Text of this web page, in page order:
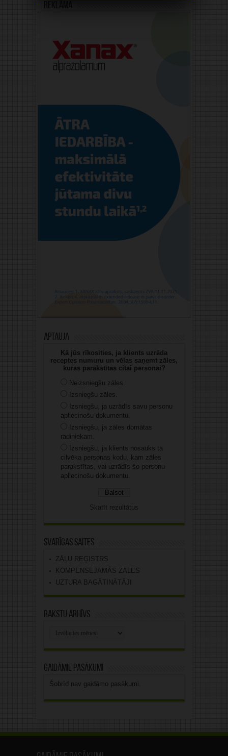
Reklāma
Aptauja
Kā jūs rīkosities, ja klients uzrāda
receptes numuru un vēlas saņemt zāles,
kuras parakstītas citai personai?
Neizsniegšu zāles.
Izsniegšu zāles.
Izsniegšu, ja uzrādīs savu personu
apliecinošu dokumentu.
Izsniegšu, ja zāles domātas
radiniekam.
Izsniegšu, ja klients nosauks tā
cilvēka personas kodu, kam zāles
parakstītas, vai uzrādīs šo personu
apliecinošu dokumentu.
Skatīt rezultātus
Svarīgas saites
ZĀĻU REĢISTRS
KOMPENSĒJAMĀS ZĀLES
UZTURA BAGĀTINĀTĀJI
Rakstu arhīvs
Gaidāmie pasākumi
Šobrīd nav gaidāmo pasākumi.